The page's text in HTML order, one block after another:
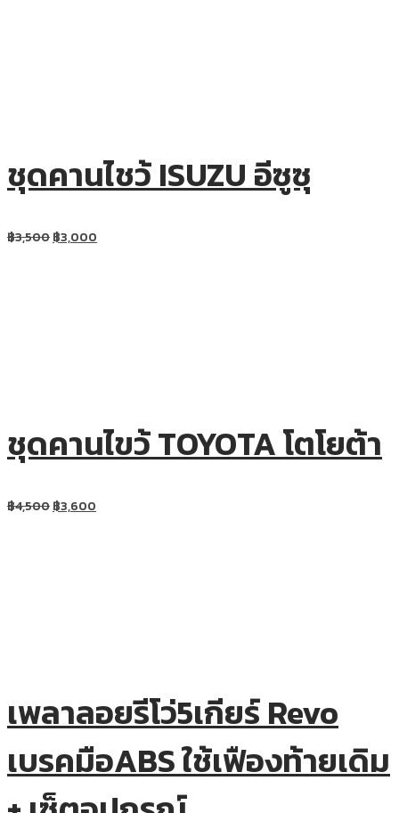
ชุดคานไชว้ ISUZU อีซูซุ
฿3,500฿3,000
ชุดคานไขว้ TOYOTA โตโยต้า
฿4,500฿3,600
เพลาลอยรีโว่5เกียร์ Revo
เบรคมือABS ใช้เฟืองท้ายเดิม